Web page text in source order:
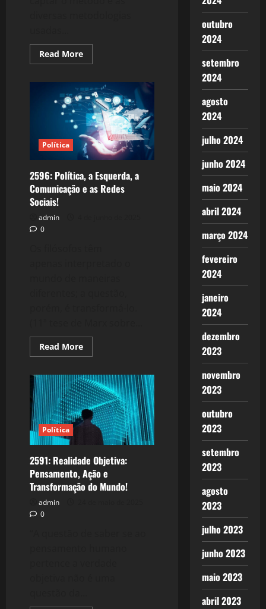
Read MoreRead
more
Pesquisas
e
induções,
contrainformações!
Política
2596: Política, a Esquerda, a
Comunicação e as Redes
Sociais!
admin
0
Read MoreRead
more
Política,
a
Esquerda,
a
Comunicação
e
Redes
Sociais!
Política
2591: Realidade Objetiva:
Pensamento, Ação e
Transformação do Mundo!
admin
0
outubro
2024
setembro
2024
agosto
2024
julho 2024
junho 2024
maio 2024
abril 2024
março 2024
fevereiro
2024
janeiro
2024
dezembro
2023
novembro
2023
outubro
2023
setembro
2023
agosto
2023
julho 2023
junho 2023
maio 2023
abril 2023